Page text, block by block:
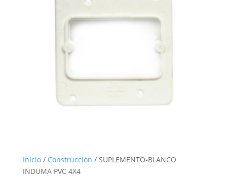
Inicio/ Construcción / SUPLEMENTO-BLANCO
INDUMA PVC 4X4